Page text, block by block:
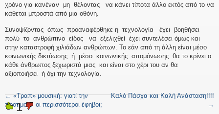
χρόνο για κανέναν μη θέλοντας να κάνει τίποτα άλλο εκτός από το να
κάθεται μπροστά από μια οθόνη.
Συνοψίζοντας όπως προαναφέρθηκε η τεχνολογία έχει βοηθήσει
πολύ το ανθρώπινο είδος να εξελιχθεί έχει συντελέσει όμως και
στην καταστροφή χιλιάδων ανθρώπων. Το εάν από τη άλλη είναι μέσο
κοινωνικής δικτύωσης ή μέσο κοινωνικής απομόνωσης θα το κρίνει ο
κάθε άνθρωπος ξεχωριστά μιας και είναι στο χέρι του αν θα
αξιοποιήσει ή όχι την τεχνολογία.
←«Τραπ» μουσική: γιατί την
προτιμούν οι περισσότεροι έφηβοι;
Καλό Πάσχα και Καλή Ανάσταση!!!!
→
1